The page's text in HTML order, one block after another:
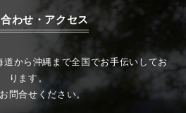
わせ・アクセス
道から沖縄まで全国でお手伝いしてお
ります。
問合せください。